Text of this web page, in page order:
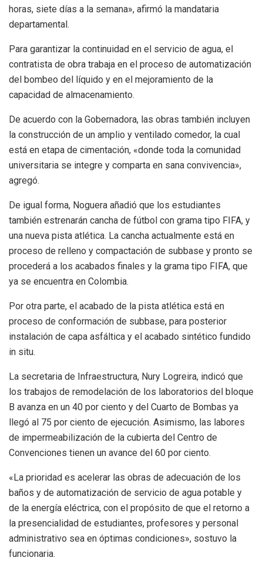
horas, siete días a la semana», afirmó la mandataria
departamental.
Para garantizar la continuidad en el servicio de agua, el
contratista de obra trabaja en el proceso de automatización
del bombeo del líquido y en el mejoramiento de la
capacidad de almacenamiento.
De acuerdo con la Gobernadora, las obras también incluyen
la construcción de un amplio y ventilado comedor, la cual
está en etapa de cimentación, «donde toda la comunidad
universitaria se integre y comparta en sana convivencia»,
agregó.
De igual forma, Noguera añadió que los estudiantes
también estrenarán cancha de fútbol con grama tipo FIFA, y
una nueva pista atlética. La cancha actualmente está en
proceso de relleno y compactación de subbase y pronto se
procederá a los acabados finales y la grama tipo FIFA, que
ya se encuentra en Colombia.
Por otra parte, el acabado de la pista atlética está en
proceso de conformación de subbase, para posterior
instalación de capa asfáltica y el acabado sintético fundido
in situ.
La secretaria de Infraestructura, Nury Logreira, indicó que
los trabajos de remodelación de los laboratorios del bloque
B avanza en un 40 por ciento y del Cuarto de Bombas ya
llegó al 75 por ciento de ejecución. Asimismo, las labores
de impermeabilización de la cubierta del Centro de
Convenciones tienen un avance del 60 por ciento.
«La prioridad es acelerar las obras de adecuación de los
baños y de automatización de servicio de agua potable y
de la energía eléctrica, con el propósito de que el retorno a
la presencialidad de estudiantes, profesores y personal
administrativo sea en óptimas condiciones», sostuvo la
funcionaria.